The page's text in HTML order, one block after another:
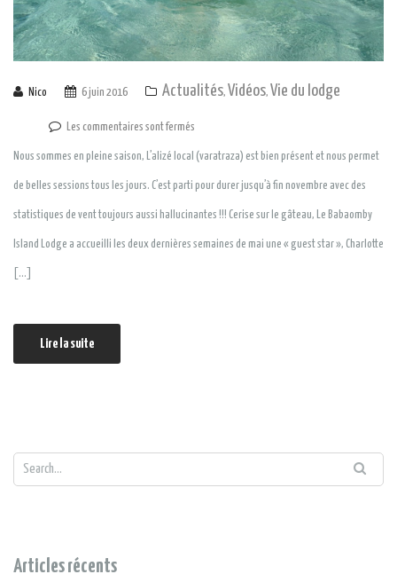
Nico 6 juin 2016 Actualités, Vidéos, Vie du lodge
Les commentaires sont fermés
Nous sommes en pleine saison, L’alizé local (varatraza) est bien présent et nous permet
de belles sessions tous les jours. C’est parti pour durer jusqu’à fin novembre avec des
statistiques de vent toujours aussi hallucinantes !!! Cerise sur le gâteau, Le Babaomby
Island Lodge a accueilli les deux dernières semaines de mai une « guest star », Charlotte
[…]
Lire la suite
Articles récents